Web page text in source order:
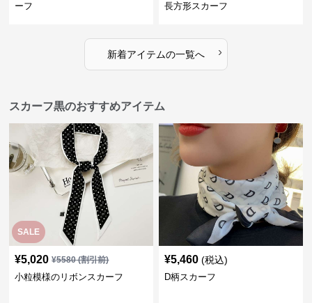
ーフ
長方形スカーフ
新着アイテムの一覧へ ›
スカーフ黒のおすすめアイテム
SALE
¥5,020 ¥5580(割引前)
小粒模様のリボンスカーフ
¥5,460 (税込)
D柄スカーフ